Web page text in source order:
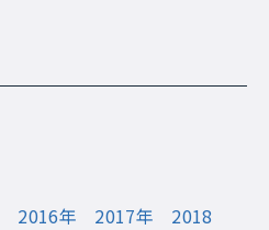
2016年 2017年
2018